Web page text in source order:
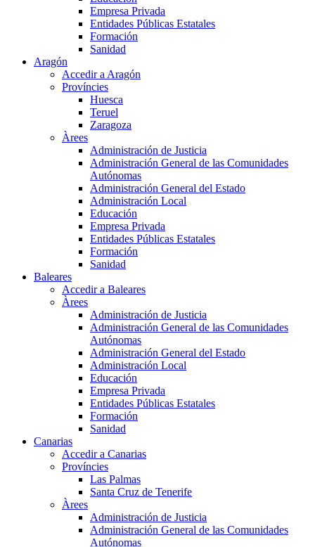
Empresa Privada
Entidades Públicas Estatales
Formación
Sanidad
Aragón
Accedir a Aragón
Províncies
Huesca
Teruel
Zaragoza
Àrees
Administración de Justicia
Administración General de las Comunidades
Autónomas
Administración General del Estado
Administración Local
Educación
Empresa Privada
Entidades Públicas Estatales
Formación
Sanidad
Baleares
Accedir a Baleares
Àrees
Administración de Justicia
Administración General de las Comunidades
Autónomas
Administración General del Estado
Administración Local
Educación
Empresa Privada
Entidades Públicas Estatales
Formación
Sanidad
Canarias
Accedir a Canarias
Províncies
Las Palmas
Santa Cruz de Tenerife
Àrees
Administración de Justicia
Administración General de las Comunidades
Autónomas